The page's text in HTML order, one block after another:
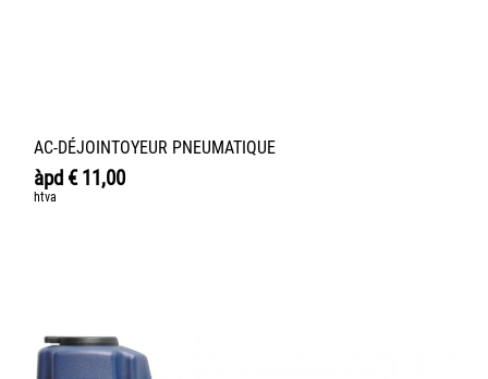
AC-DÉJOINTOYEUR PNEUMATIQUE
àpd €11,00
htva